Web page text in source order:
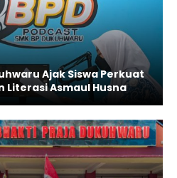
Ajak Siswa Perkuat
Literasi Asmaul Husna